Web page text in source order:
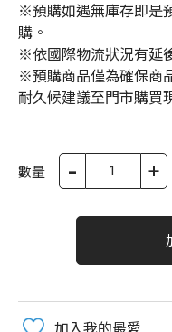
※預購如遇無庫存即是
購。
※依國際物流狀況有延
※預購商品僅為確保商
耐久候建議至門市購買
數量 - +